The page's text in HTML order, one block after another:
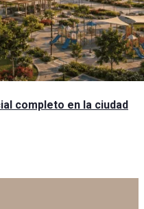
completo en la ciudad